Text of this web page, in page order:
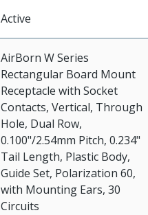
Active
AirBorn W Series
Rectangular Board Mount
Receptacle with Socket
Contacts, Vertical, Through
Hole, Dual Row,
0.100"/2.54mm Pitch, 0.234"
Tail Length, Plastic Body,
Guide Set, Polarization 60,
with Mounting Ears, 30
Circuits